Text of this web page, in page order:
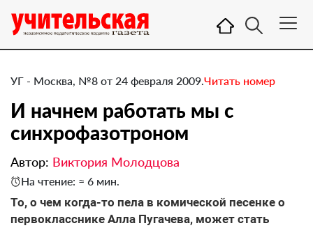
УГ - Москва, №8 от 24 февраля 2009.Читать номер
И начнем работать мы с
синхрофазотроном
Автор: Виктория Молодцова
На чтение: ≈ 6 мин.
То, о чем когда-то пела в комической песенке о
первокласснике Алла Пугачева, может стать